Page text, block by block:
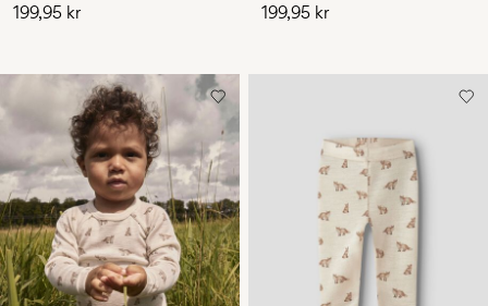
199,95 kr
199,95 kr